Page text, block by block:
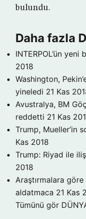
bulundu.
Daha fazla
INTERPOL’ün yeni
2018
Washington,
yineledi 21 Kas
Avustralya, BM Göç
reddetti 21 Kas
Trump, Mueller’in
Kas 2018
Trump: Riyad ile
2018
Araştırmalara göre
aldatmaca 21 Kas
Tümünü gör